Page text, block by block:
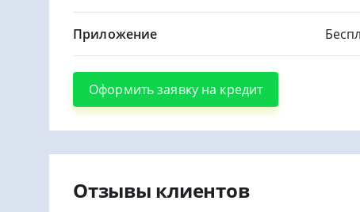
Приложение
Оформить заявку на кредит
Отзывы клиентов